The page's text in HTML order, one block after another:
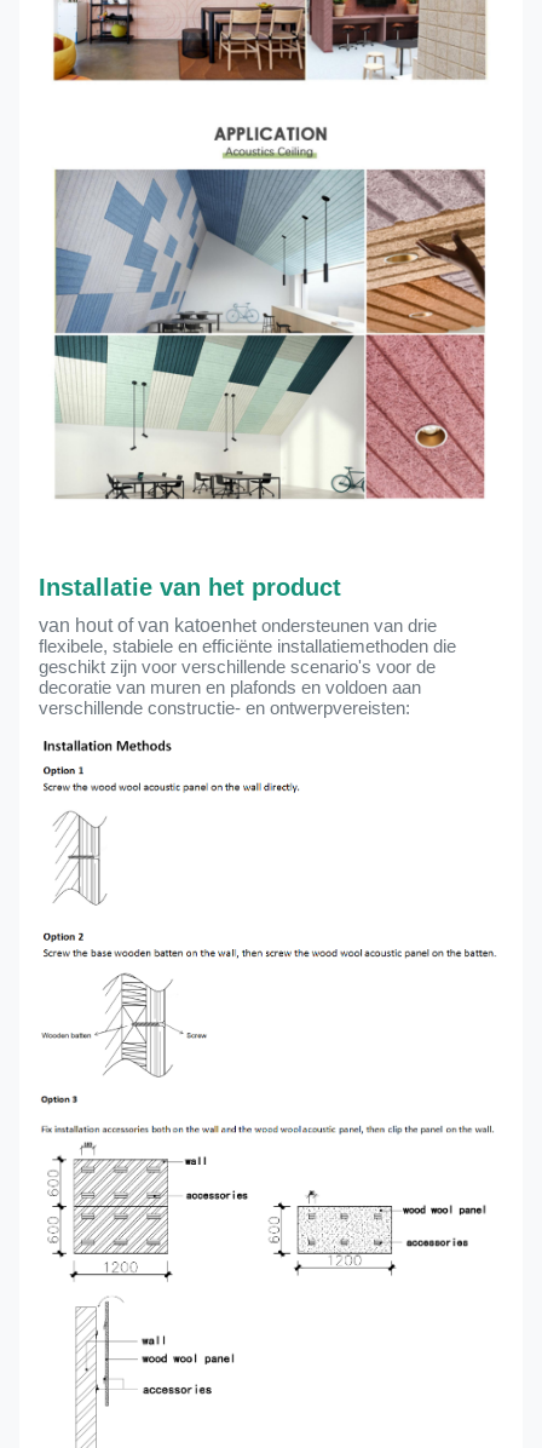
Installatie van het product
van hout of van katoenhet ondersteunen van drie
flexibele, stabiele en efficiënte installatiemethoden die
geschikt zijn voor verschillende scenario's voor de
decoratie van muren en plafonds en voldoen aan
verschillende constructie- en ontwerpvereisten: